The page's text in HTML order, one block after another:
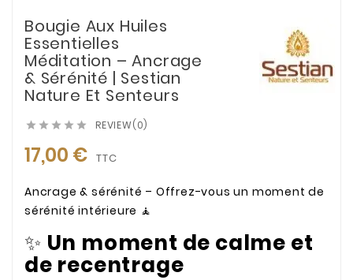
Bougie Aux Huiles
Essentielles
Méditation – Ancrage
& Sérénité | Sestian
Nature Et Senteurs
     REVIEW(0)
17,00 € TTC
Ancrage & sérénité – Offrez-vous un moment de
sérénité intérieure 🧘
✨ Un moment de calme et
de recentrage